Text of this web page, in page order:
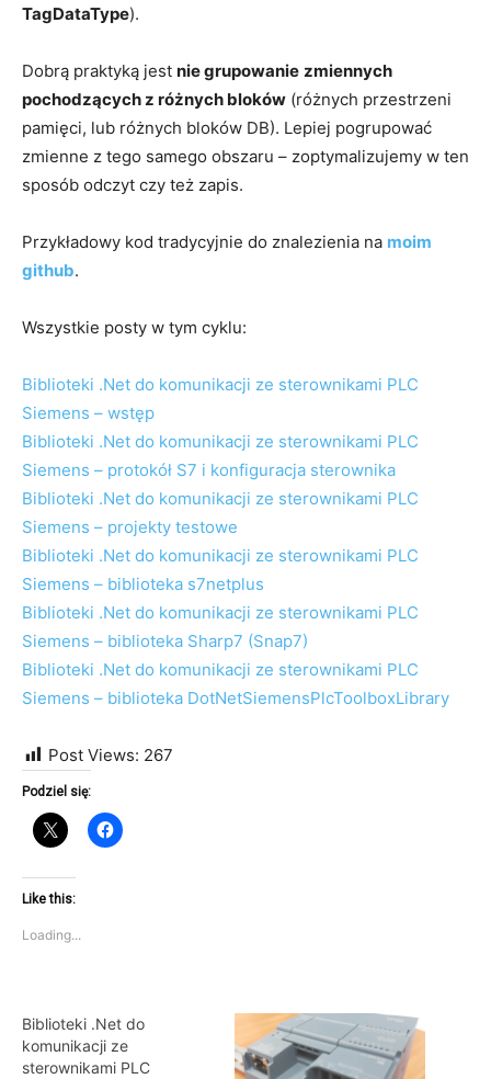
TagDataType).
Dobrą praktyką jest nie grupowanie zmiennych
pochodzących z różnych bloków (różnych przestrzeni
pamięci, lub różnych bloków DB). Lepiej pogrupować
zmienne z tego samego obszaru – zoptymalizujemy w ten
sposób odczyt czy też zapis.
Przykładowy kod tradycyjnie do znalezienia na moim
github.
Wszystkie posty w tym cyklu:
Biblioteki .Net do komunikacji ze sterownikami PLC
Siemens – wstęp
Biblioteki .Net do komunikacji ze sterownikami PLC
Siemens – protokół S7 i konfiguracja sterownika
Biblioteki .Net do komunikacji ze sterownikami PLC
Siemens – projekty testowe
Biblioteki .Net do komunikacji ze sterownikami PLC
Siemens – biblioteka s7netplus
Biblioteki .Net do komunikacji ze sterownikami PLC
Siemens – biblioteka Sharp7 (Snap7)
Biblioteki .Net do komunikacji ze sterownikami PLC
Siemens – biblioteka DotNetSiemensPlcToolboxLibrary
Post Views: 267
Podziel się:
Like this:
Loading...
Biblioteki .Net do
komunikacji ze
sterownikami PLC